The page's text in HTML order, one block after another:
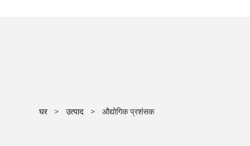
घर > उत्पाद > औद्योगिक प्रशंसक